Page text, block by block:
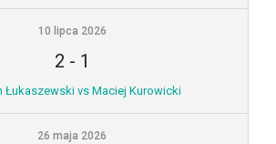
10 lipca 2026
2 - 1
Łukaszewski vs Maciej Kurowicki
26 maja 2026